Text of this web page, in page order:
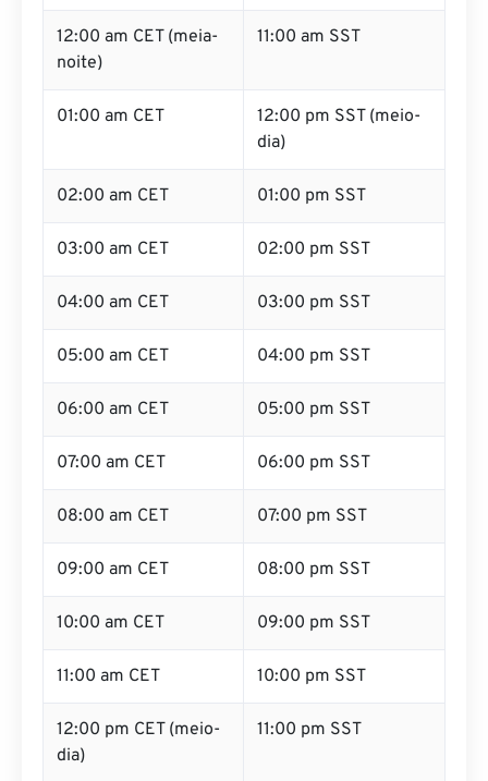
12:00 am CET (meia-
noite)
11:00 am SST
01:00 am CET
12:00 pm SST (meio-
dia)
02:00 am CET 01:00 pm SST
03:00 am CET 02:00 pm SST
04:00 am CET 03:00 pm SST
05:00 am CET 04:00 pm SST
06:00 am CET 05:00 pm SST
07:00 am CET 06:00 pm SST
08:00 am CET 07:00 pm SST
09:00 am CET 08:00 pm SST
10:00 am CET 09:00 pm SST
11:00 am CET 10:00 pm SST
12:00 pm CET (meio-
dia)
11:00 pm SST